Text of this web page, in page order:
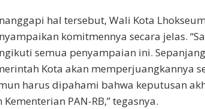
hal tersebut, Wali Kota
komitmennya secara jelas.
semua penyampaian ini.
Kota akan memperjuangkannya
harus dipahami bahwa keputusan
Kementerian PAN-RB,” tegasnya.